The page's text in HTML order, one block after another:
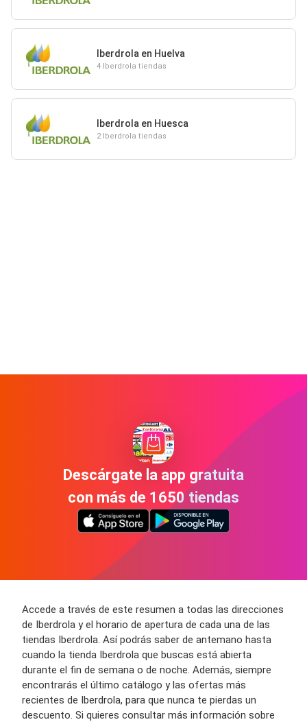
Iberdrola en Huelva
4 Iberdrola tiendas
Iberdrola en Huesca
2 Iberdrola tiendas
Descárgate la app gratuita
con más de 1650 tiendas
Accede a través de este resumen a todas las direcciones
de Iberdrola y el horario de apertura de cada una de las
tiendas Iberdrola. Así podrás saber de antemano hasta
cuando la tienda Iberdrola que buscas está abierta
durante el fin de semana o de noche. Además, siempre
encontrarás el último catálogo y las ofertas más
recientes de Iberdrola, para que nunca te pierdas un
descuento. Si quieres consultar más información sobre